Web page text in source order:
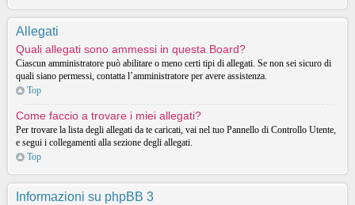
Allegati
Quali allegati sono ammessi in questa Board?
Ciascun amministratore può abilitare o meno certi tipi di allegati. Se non sei sicuro di
quali siano permessi, contatta l’amministratore per avere assistenza.
Top
Come faccio a trovare i miei allegati?
Per trovare la lista degli allegati da te caricati, vai nel tuo Pannello di Controllo Utente,
e segui i collegamenti alla sezione degli allegati.
Top
Informazioni su phpBB 3